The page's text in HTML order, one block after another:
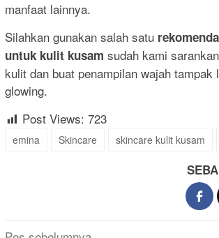
manfaat lainnya.
Silahkan gunakan salah satu
untuk kulit kusam sudah kami
kulit dan buat penampilan wajah tampak
glowing.
Post Views: 723
emina Skincare skincare kulit kusam